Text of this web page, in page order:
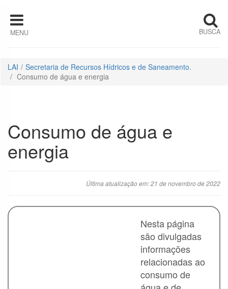
MENU BUSCA
Estrutura
Organizacional
Horário de
Atendimento
Auditorias
LAI
Secretaria de Recursos Hídricos e de Saneamento.
Consumo de água e energia
Consumo de água e
energia
Última atualização em: 21 de novembro de 2022
Nesta página
são divulgadas
informações
relacionadas ao
consumo de